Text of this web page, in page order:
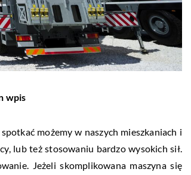
wpis
możemy w naszych mieszkaniach i
lub też stosowaniu bardzo wysokich sił.
Jeżeli skomplikowana maszyna się